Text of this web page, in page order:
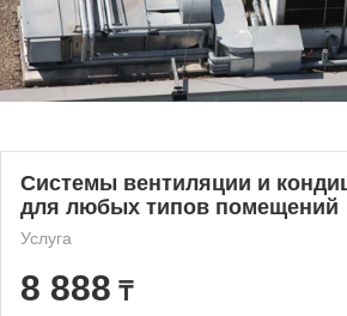
Системы вентиляции и
для любых типов помещений
Услуга
8 888 ₸